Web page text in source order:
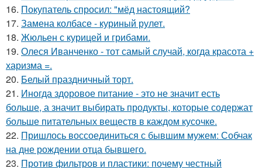
16. Покупатель спросил: "мёд настоящий?
17. Замена колбасе - куриный рулет.
18. Жюльен с курицей и грибами.
19. Олеся Иванченко - тот самый случай, когда красота +
харизма =.
20. Белый праздничный торт.
21. Иногда здоровое питание - это не значит есть
больше, а значит выбирать продукты, которые содержат
больше питательных веществ в каждом кусочке.
22. Пришлось воссоединиться с бывшим мужем: Собчак
на дне рождении отца бывшего.
23. Против фильтров и пластики: почему честный